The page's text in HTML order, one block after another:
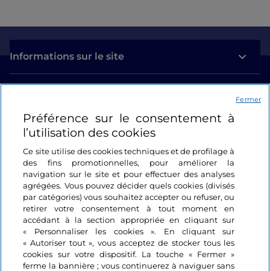
Informations sur le site
Se connecter
Suivez-nous
Préférence sur le consentement à
l’utilisation des cookies
Ce site utilise des cookies techniques et de profilage à
des fins promotionnelles, pour améliorer la
navigation sur le site et pour effectuer des analyses
agrégées. Vous pouvez décider quels cookies (divisés
par catégories) vous souhaitez accepter ou refuser, ou
retirer votre consentement à tout moment en
accédant à la section appropriée en cliquant sur
« Personnaliser les cookies ». En cliquant sur
« Autoriser tout », vous acceptez de stocker tous les
cookies sur votre dispositif. La touche « Fermer »
ferme la bannière ; vous continuerez à naviguer sans
Fermer